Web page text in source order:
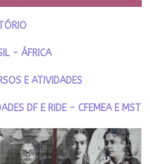
- ÁFRICA
E ATIVIDADES
DF E RIDE - CFEMEA E MST